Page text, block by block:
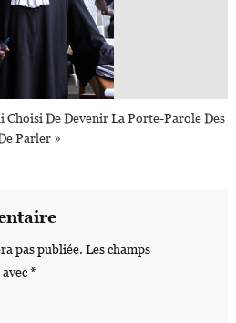
Choisi De Devenir La Porte-Parole Des
Parler »
pas publiée. Les champs
*